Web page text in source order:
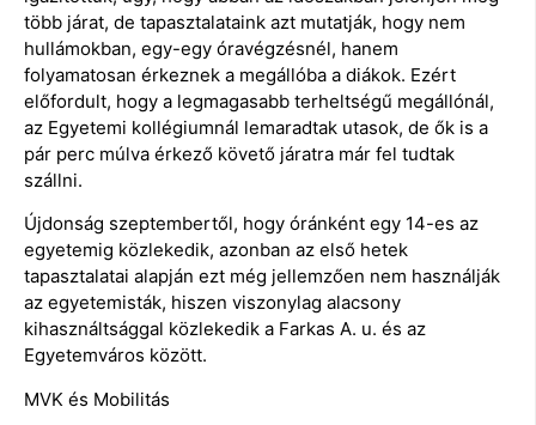
több járat, de tapasztalataink azt mutatják, hogy nem
hullámokban, egy-egy óravégzésnél, hanem
folyamatosan érkeznek a megállóba a diákok. Ezért
előfordult, hogy a legmagasabb terheltségű megállónál,
az Egyetemi kollégiumnál lemaradtak utasok, de ők is a
pár perc múlva érkező követő járatra már fel tudtak
szállni.
Újdonság szeptembertől, hogy óránként egy 14-es az
egyetemig közlekedik, azonban az első hetek
tapasztalatai alapján ezt még jellemzően nem használják
az egyetemisták, hiszen viszonylag alacsony
kihasználtsággal közlekedik a Farkas A. u. és az
Egyetemváros között.
MVK és Mobilitás